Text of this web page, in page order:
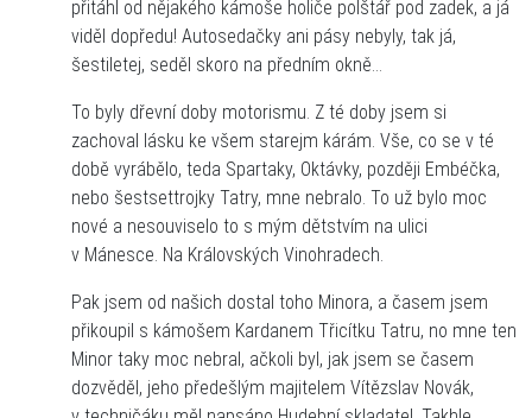
přitáhl od nějakého kámoše holiče polštář pod zadek, a já
viděl dopředu! Autosedačky ani pásy nebyly, tak já,
šestiletej, seděl skoro na předním okně…
To byly dřevní doby motorismu. Z té doby jsem si
zachoval lásku ke všem starejm kárám. Vše, co se v té
době vyrábělo, teda Spartaky, Oktávky, později Embéčka,
nebo šestsettrojky Tatry, mne nebralo. To už bylo moc
nové a nesouviselo to s mým dětstvím na ulici
v Mánesce. Na Královských Vinohradech.
Pak jsem od našich dostal toho Minora, a časem jsem
přikoupil s kámošem Kardanem Třicítku Tatru, no mne ten
Minor taky moc nebral, ačkoli byl, jak jsem se časem
dozvěděl, jeho předešlým majitelem Vítězslav Novák,